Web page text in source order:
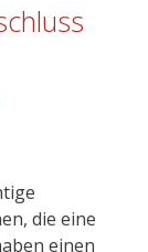
die eine
einen